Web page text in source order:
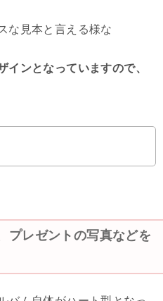
な見本と言える様な
インとなっていますので、
プレゼントの写真などを